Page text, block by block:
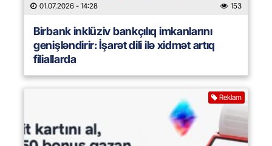
01.07.2026 - 14:28 153
Birbank inklüziv bankçılıq imkanlarını
genişləndirir: İşarət dili ilə xidmət artıq
filiallarda
Reklam